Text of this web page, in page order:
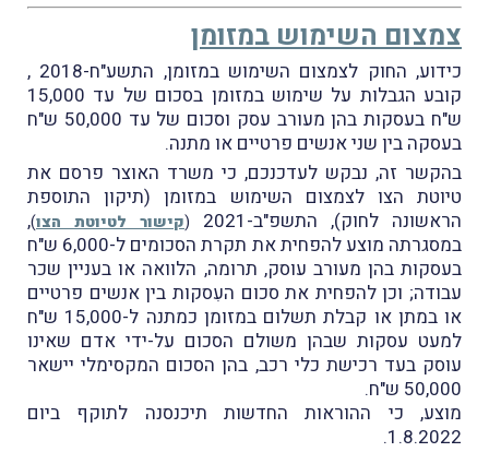
צמצום השימוש במזומן
כידוע, החוק לצמצום השימוש במזומן, התשע"ח-2018 ,
קובע הגבלות על שימוש במזומן בסכום של עד 15,000
ש"ח בעסקות בהן מעורב עסק וסכום של עד 50,000 ש"ח
בעסקה בין שני אנשים פרטיים או מתנה.
בהקשר זה, נבקש לעדכנכם, כי משרד האוצר פרסם את
טיוטת הצו לצמצום השימוש במזומן (תיקון התוספת
הראשונה לחוק), התשפ"ב-2021
(קישור לטיוטת הצו)
,
במסגרתה מוצע להפחית את תקרת הסכומים ל-6,000 ש"ח
בעסקות בהן מעורב עוסק, תרומה, הלוואה או בעניין שכר
עבודה; וכן להפחית את סכום העִסקות בין אנשים פרטיים
או במתן או קבלת תשלום במזומן כמתנה ל-15,000 ש"ח
למעט עסקות שבהן משולם הסכום על-ידי אדם שאינו
עוסק בעד רכישת כלי רכב, בהן הסכום המקסימלי יישאר
50,000 ש"ח.
מוצע, כי ההוראות החדשות תיכנסנה לתוקף ביום
1.8.2022.